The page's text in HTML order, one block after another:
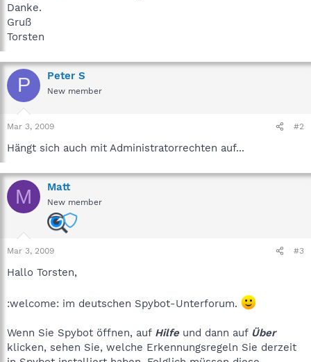
Danke.
Gruß
Torsten
P Peter S
New member
Mar 3, 2009 #2
Hängt sich auch mit Administratorrechten auf...
M Matt
New member
Mar 3, 2009 #3
Hallo Torsten,
:welcome: im deutschen Spybot-Unterforum.
Wenn Sie Spybot öffnen, auf Hilfeund dann auf Über
klicken, sehen Sie, welche Erkennungsregeln Sie derzeit